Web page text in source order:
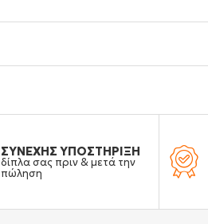
ΣΥΝΕΧΗΣ ΥΠΟΣΤΗΡΙΞΗ
δίπλα σας πριν & μετά την
πώληση